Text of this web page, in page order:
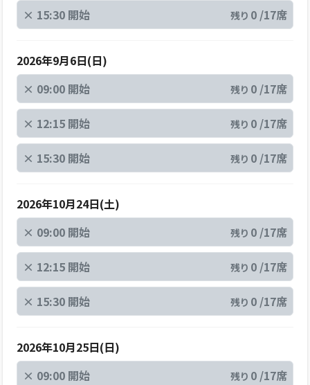
× 15:30 開始 残り0 /17席
2026年9月6日(日)
× 09:00 開始 残り0 /17席
× 12:15 開始 残り0 /17席
× 15:30 開始 残り0 /17席
2026年10月24日(土)
× 09:00 開始 残り0 /17席
× 12:15 開始 残り0 /17席
× 15:30 開始 残り0 /17席
2026年10月25日(日)
× 09:00 開始 残り0 /17席